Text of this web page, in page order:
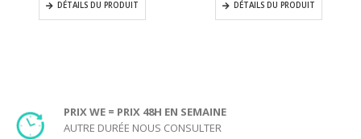
DÉTAILS DU PRODUIT DÉTAILS DU PRODUIT
PRIX WE = PRIX 48H EN SEMAINE
AUTRE DURÉE NOUS CONSULTER